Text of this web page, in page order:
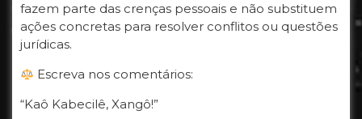
fazem parte das crenças pessoais e não substituem
ações concretas para resolver conflitos ou questões
jurídicas.
Escreva nos comentários:
“Kaô Kabecilê, Xangô!”